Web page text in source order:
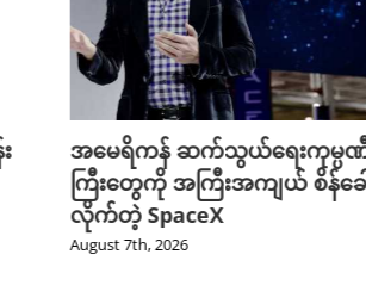
အမေရိကန် ဆက်သွယ်ရေးကုမ္ပ
ကြီးတွေကို အကြီးအကျယ် စိန်ခေ
လိုက်တဲ့ SpaceX
August 7th, 2026